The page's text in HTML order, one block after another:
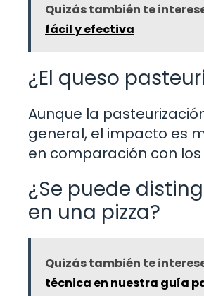
Quizás también te
fácil y efectiva
¿El queso
Aunque la
general, el impacto es
en comparación con
¿Se puede
en una pizza?
Quizás también te
técnica en nuestra guía